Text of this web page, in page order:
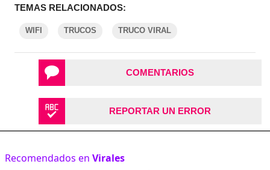
TEMAS RELACIONADOS:
WIFI TRUCOS TRUCO VIRAL
COMENTARIOS
REPORTAR UN ERROR
Recomendados en Virales